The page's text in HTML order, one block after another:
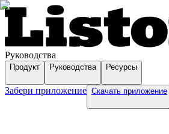
Руководства
Продукт Руководства Ресурсы
Забери приложение Скачать приложение